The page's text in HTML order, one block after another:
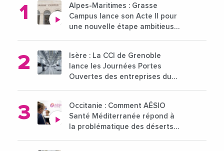
Alpes-Maritimes : Grasse
Campus lance son Acte II pour
une nouvelle étape ambitieuse
Isère : La CCI de Grenoble
lance les Journées Portes
Ouvertes des entreprises du
Occitanie : Comment AÉSIO
Santé Méditerranée répond à
la problématique des déserts